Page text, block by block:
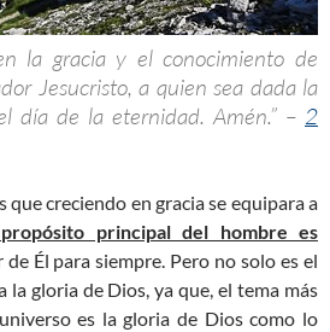
la gracia y el conocimiento de
Jesucristo, a quien sea dada la
día de la eternidad. Amén.” – 2
que creciendo en gracia se equipara a
principal del hombre es
Él para siempre. Pero no solo es el
la gloria de Dios, ya que, el tema más
es la gloria de Dios como lo